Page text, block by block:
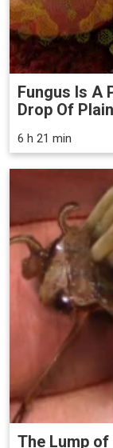
Fungus Is A
Drop Of
6 h 21 min
The Lump